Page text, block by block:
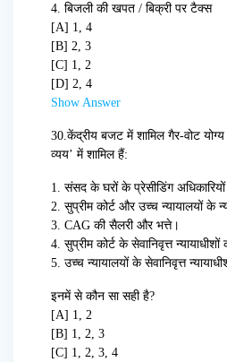
4. बिजली की खपत / बिक्री पर टैक्स
[A] 1, 4
[B] 2, 3
[C] 1, 2
[D] 2, 4
Show Answer
30. केंद्रीय बजट में शामिल गैर-वोट
व्यय’ में शामिल हैं:
1. संसद के घरों के प्रेसीडिंग
2. सुप्रीम कोर्ट और उच्च न्यायालयों के
3. CAG की सैलरी और भत्ते।
4. सुप्रीम कोर्ट के सेवानिवृत्त
5. उच्च न्यायालयों के सेवानिवृत्त
इनमें से कौन सा सही है?
[A] 1, 2
[B] 1, 2, 3
[C] 1, 2, 3, 4